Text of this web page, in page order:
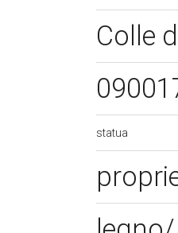
Colle
statua